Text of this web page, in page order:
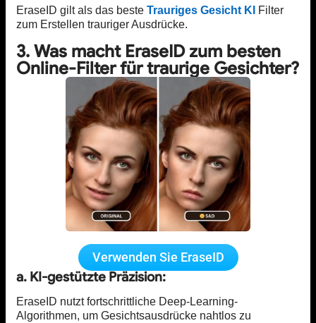
EraseID gilt als das beste Trauriges Gesicht KI
Filter
zum Erstellen trauriger Ausdrücke.
3. Was macht EraseID zum besten
Online-Filter für traurige Gesichter?
Verwenden Sie EraseID
a. KI-gestützte Präzision:
EraseID nutzt fortschrittliche Deep-Learning-
Algorithmen, um Gesichtsausdrücke nahtlos zu